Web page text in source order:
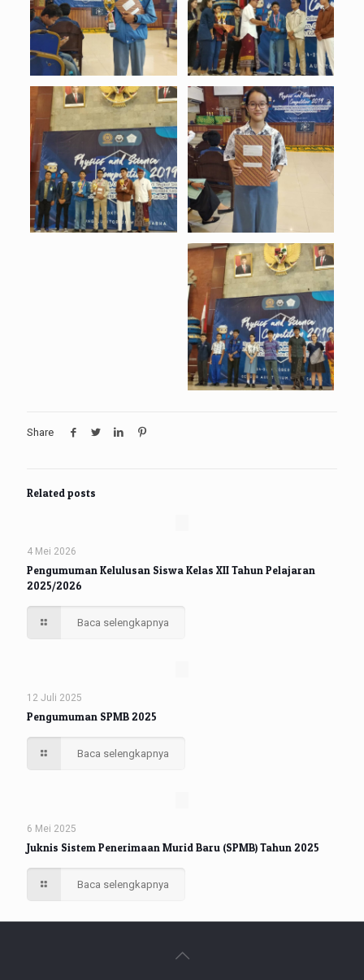
Share
Related posts
4 Mei 2026
Pengumuman Kelulusan Siswa Kelas XII Tahun Pelajaran
2025/2026
Baca selengkapnya
12 Juli 2025
Pengumuman SPMB 2025
Baca selengkapnya
6 Mei 2025
Juknis Sistem Penerimaan Murid Baru (SPMB) Tahun 2025
Baca selengkapnya